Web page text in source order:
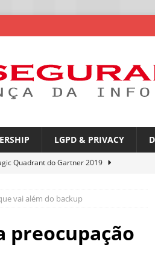
LGPD & PRIVACY
Quadrant do Gartner 2019
mais exposta a ciberameaças
e governança nas redes corporativas
vai além do backup
preocupação